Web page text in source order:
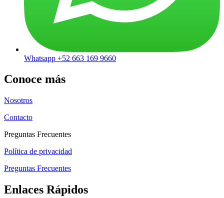
Whatsapp +52 663 169 9660
Conoce más
Nosotros
Contacto
Preguntas Frecuentes
Política de privacidad
Preguntas Frecuentes
Enlaces Rápidos